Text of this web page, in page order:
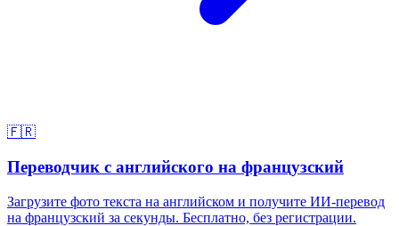
🇫🇷
Переводчик с английского на французский
Загрузите фото текста на английском и получите ИИ-перевод
на французский за секунды. Бесплатно, без регистрации.